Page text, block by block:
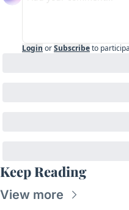
Login orSubscribeto
Keep Reading
View more